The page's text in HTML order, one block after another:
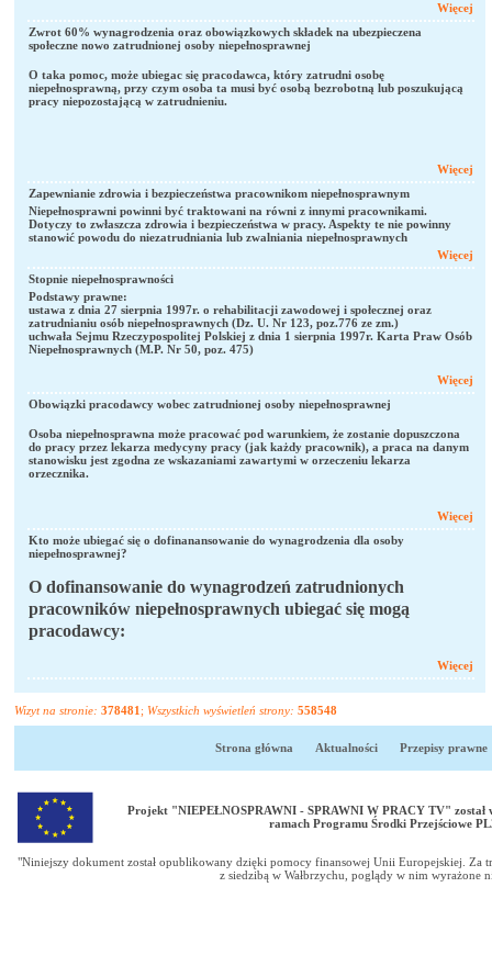
Więcej
Zwrot 60% wynagrodzenia oraz obowiązkowych składek na ubezpieczena
społeczne nowo zatrudnionej osoby niepełnosprawnej
O taka pomoc, może ubiegac się pracodawca, który zatrudni osobę
niepełnosprawną, przy czym osoba ta musi być osobą bezrobotną lub poszukującą
pracy niepozostającą w zatrudnieniu.
Więcej
Zapewnianie zdrowia i bezpieczeństwa pracownikom niepełnosprawnym
Niepełnosprawni powinni być traktowani na równi z innymi pracownikami.
Dotyczy to zwłaszcza zdrowia i bezpieczeństwa w pracy. Aspekty te nie powinny
stanowić powodu do niezatrudniania lub zwalniania niepełnosprawnych
Więcej
Stopnie niepełnosprawności
Podstawy prawne:
ustawa z dnia 27 sierpnia 1997r. o rehabilitacji zawodowej i społecznej oraz
zatrudnianiu osób niepełnosprawnych (Dz. U. Nr 123, poz.776 ze zm.)
uchwała Sejmu Rzeczypospolitej Polskiej z dnia 1 sierpnia 1997r. Karta Praw Osób
Niepełnosprawnych (M.P. Nr 50, poz. 475)
Więcej
Obowiązki pracodawcy wobec zatrudnionej osoby niepełnosprawnej
Osoba niepełnosprawna może pracować pod warunkiem, że zostanie dopuszczona
do pracy przez lekarza medycyny pracy (jak każdy pracownik), a praca na danym
stanowisku jest zgodna ze wskazaniami zawartymi w orzeczeniu lekarza
orzecznika.
Więcej
Kto może ubiegać się o dofinanansowanie do wynagrodzenia dla osoby
niepełnosprawnej?
O dofinansowanie do wynagrodzeń zatrudnionych
pracowników niepełnosprawnych ubiegać się mogą
pracodawcy:
Więcej
Wizyt na stronie: 378481 ; Wszystkich wyświetleń strony: 558548
Strona główna Aktualności Przepisy prawne
Projekt "NIEPEŁNOSPRAWNI - SPRAWNI W PRACY TV" został
ramach Programu Środki Przejściowe
"Niniejszy dokument został opublikowany dzięki pomocy finansowej Unii Europejskiej.
z siedzibą w Wałbrzychu, poglądy w nim wyrażone